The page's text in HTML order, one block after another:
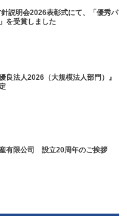
針説明会2026表彰式にて、「優秀パ
を受賞しました
良法人2026（大規模法人部門）』
有限公司 設立20周年のご挨拶